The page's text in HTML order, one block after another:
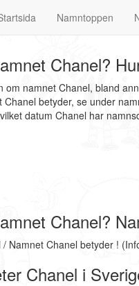
Namntoppen
Chanel?
om namnet Chanel, bland
betyder, se under
datum Chanel har
Chanel?
Namnet Chanel betyder !
Chanel i